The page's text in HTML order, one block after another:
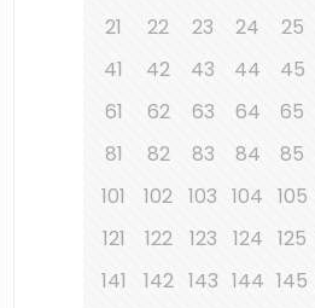
21
22 23 24 25
41
42 43 44 45
61
62 63 64 65
81
82 83 84 85
101
102 103 104 105
121
122 123 124 125
141
142 143 144 145